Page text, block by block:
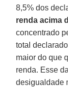
8,5% dos
renda acima
concentrado
total
maior do que
renda. Esse
desigualdade